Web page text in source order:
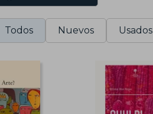
Todos Nuevos Usados